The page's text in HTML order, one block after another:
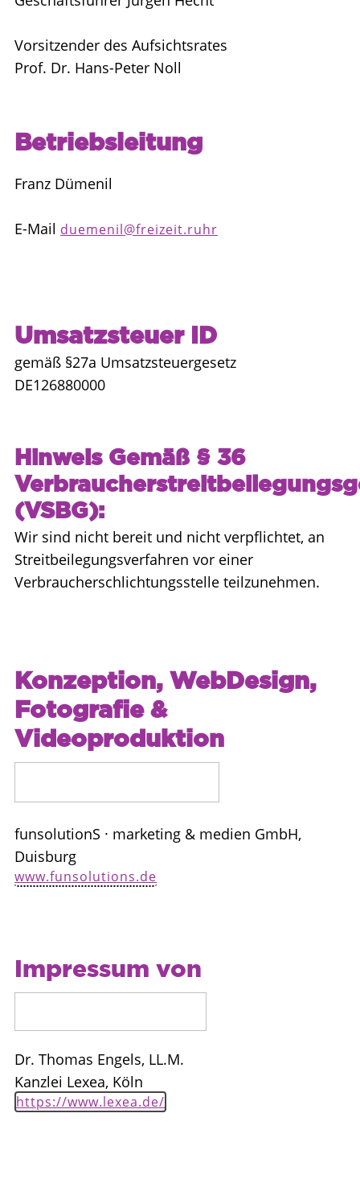
Vorsitzender des Aufsichtsrates
Prof. Dr. Hans-Peter Noll
Betriebsleitung
Franz Dümenil
E-Mail duemenil@freizeit.ruhr
Umsatzsteuer ID
gemäß §27a Umsatzsteuergesetz
DE126880000
Hinweis Gemäß § 36
(VSBG):
Wir sind nicht bereit und nicht verpflichtet, an
Streitbeilegungsverfahren vor einer
Verbraucherschlichtungsstelle teilzunehmen.
Konzeption, WebDesign,
Fotografie &
Videoproduktion
funsolutionS · marketing & medien GmbH,
Duisburg
www.funsolutions.de
Impressum von
Dr. Thomas Engels, LL.M.
Kanzlei Lexea, Köln
https://www.lexea.de/